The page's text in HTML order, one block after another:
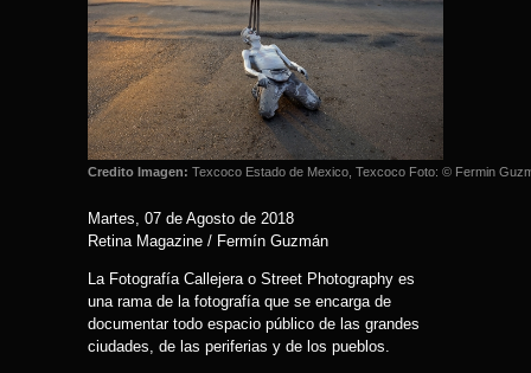
Credito Imagen: Texcoco Estado de Mexico, Texcoco Foto: © Fermin
Martes, 07 de Agosto de 2018
Retina Magazine / Fermín Guzmán
La Fotografía Callejera o Street Photography es
una rama de la fotografía que se encarga de
documentar todo espacio público de las grandes
ciudades, de las periferias y de los pueblos.